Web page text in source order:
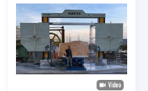
مسكن
منتجات